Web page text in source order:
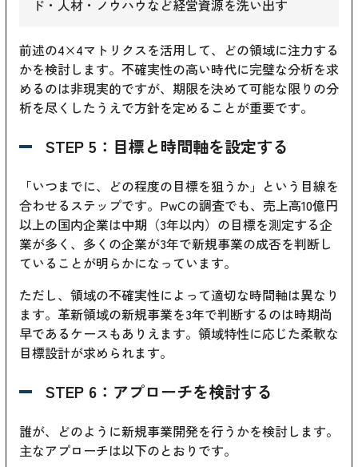
ド・人材・ノウハウなど経営資源を洗い出す
前述の4×4マトリクスを活用して、どの領域に注力する
かを検討します。不確実性の高い時代に完璧な分析を求
めるのは非現実的ですが、期限を決めて可能な限りの分
析を尽くしたうえで方針を定めることが重要です。
STEP 5：目標と時間軸を設定する
「いつまでに、どの程度の目標を狙うか」という目線を
合わせるステップです。PwCの調査でも、売上高10億円
以上の国内企業は中期（3年以内）の目標を測定する企
業が多く、多くの企業が3年で新規事業の成否を判断し
ていることが明らかになっています。
ただし、領域の不確実性によって適切な時間軸は異なり
ます。革新領域の新規事業を3年で判断するのは時期尚
早であるケースもありえます。領域特性に応じた柔軟な
目標設計が求められます。
STEP 6：アプローチを検討する
誰が、どのように新規事業開発を行うかを検討します。
主なアプローチは以下のとおりです。